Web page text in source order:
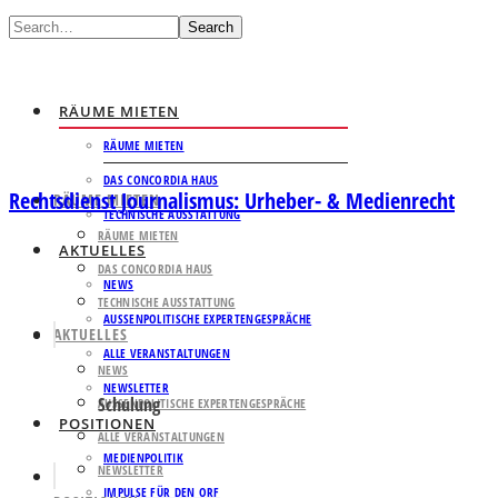
Search
RÄUME MIETEN
RÄUME MIETEN
DAS CONCORDIA HAUS
TECHNISCHE AUSSTATTUNG
AKTUELLES
NEWS
AUSSENPOLITISCHE EXPERTENGESPRÄCHE
ALLE VERANSTALTUNGEN
NEWSLETTER
POSITIONEN
MEDIENPOLITIK
IMPULSE FÜR DEN ORF
RÄUME MIETEN
RÄUME MIETEN
DAS CONCORDIA HAUS
TECHNISCHE AUSSTATTUNG
AKTUELLES
NEWS
AUSSENPOLITISCHE EXPERTENGESPRÄCHE
ALLE VERANSTALTUNGEN
NEWSLETTER
Rechtsdienst Journalismus: Urheber- & Medienrecht
Schulung